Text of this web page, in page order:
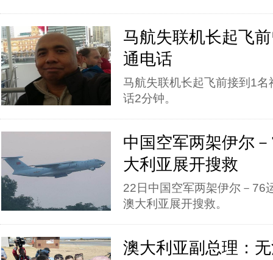
马航失联机长起飞
通电话
马航失联机长起飞前接到1
话2分钟。
中国空军两架伊尔
大利亚展开搜救
22日中国空军两架伊尔－76
澳大利亚展开搜救。
澳大利亚副总理：